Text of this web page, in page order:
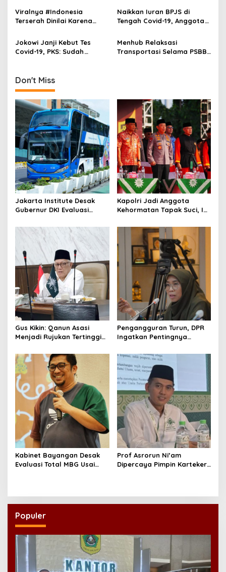
t
o
Sekarang?
dan Mengkhawatirkan!
Viralnya #Indonesia
Terserah Dinilai Karena
PSBB
Naikkan Iuran BPJS di
Tengah Covid-19, Anggota
Mempermainkan Hati
Rakyat
Jokowi Janji Kebut Tes
Covid-19, PKS: Sudah
Menhub Relaksasi
Transportasi Selama PSBB,
Don't Miss
Jakarta Institute Desak
Gubernur DKI Evaluasi
Penumpang Diturunkan
Kapolri Jadi Anggota
Kehormatan Tapak Suci, Ini
Gus Kikin: Qanun Asasi
Menjadi Rujukan Tertinggi
Pengangguran Turun, DPR
Ingatkan Pentingnya
yang Layak
Kabinet Bayangan Desak
Evaluasi Total MBG Usai
Prof Asrorun Ni’am
Dipercaya Pimpin Karteker
Populer